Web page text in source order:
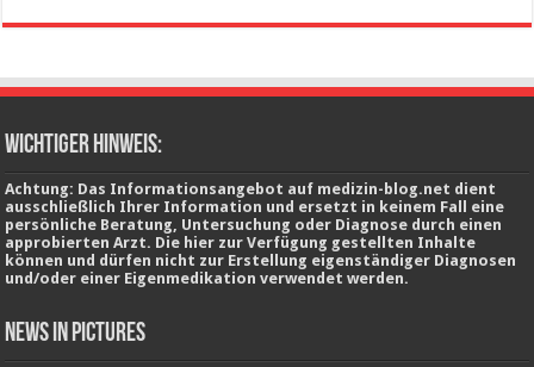
wichtiger Hinweis:
Achtung: Das Informationsangebot auf medizin-blog.net dient
ausschließlich Ihrer Information und ersetzt in keinem Fall eine
persönliche Beratung, Untersuchung oder Diagnose durch einen
approbierten Arzt. Die hier zur Verfügung gestellten Inhalte
können und dürfen nicht zur Erstellung eigenständiger Diagnosen
und/oder einer Eigenmedikation verwendet werden.
News in Pictures